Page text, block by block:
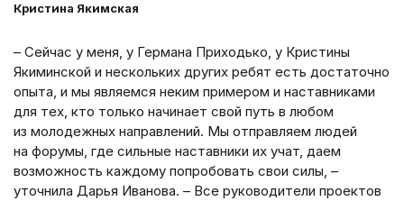
Кристина Якимская
– Сейчас у меня, у Германа Приходько, у Кристины
Якиминской и нескольких других ребят есть достаточно
опыта, и мы являемся неким примером и наставниками
для тех, кто только начинает свой путь в любом
из молодежных направлений. Мы отправляем людей
на форумы, где сильные наставники их учат, даем
возможность каждому попробовать свои силы, –
уточнила Дарья Иванова. – Все руководители проектов